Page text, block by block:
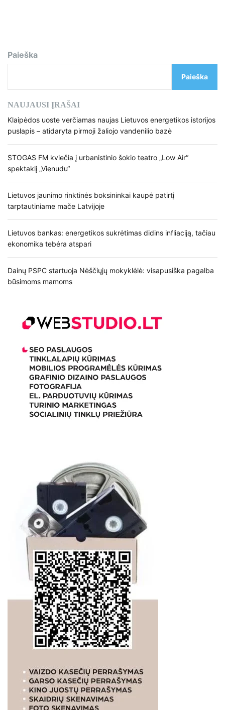
Paieška
Paieška
NAUJAUSI ĮRAŠAI
Klaipėdos uoste verčiamas naujas Lietuvos energetikos istorijos
puslapis – atidaryta pirmoji žaliojo vandenilio bazė
STOGAS FM kviečia į urbanistinio šokio teatro „Low Air“
spektaklį „Vienudu“
Lietuvos jaunimo rinktinės boksininkai kaupė patirtį
tarptautiniame mače Latvijoje
Lietuvos bankas: energetikos sukrėtimas didins infliaciją, tačiau
ekonomika tebėra atspari
Dainų PSPC startuoja Nėščiųjų mokyklėlė: visapusiška pagalba
būsimoms mamoms